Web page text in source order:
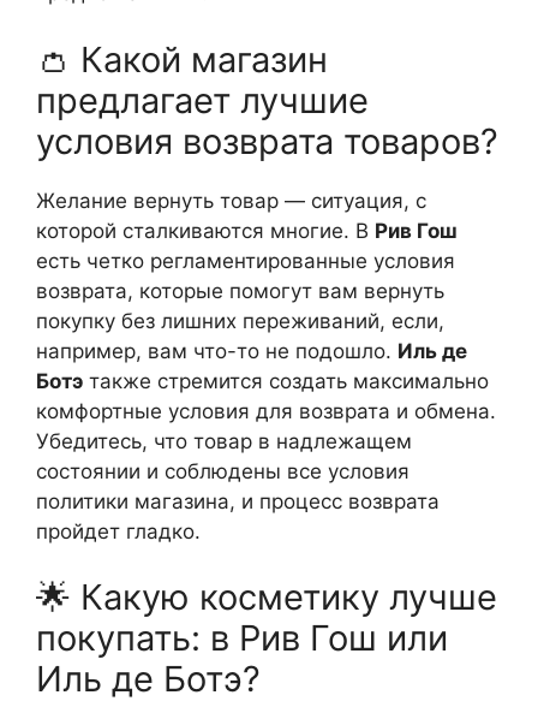
👛 Какой магазин
предлагает лучшие
условия возврата товаров?
Желание вернуть товар — ситуация, с
которой сталкиваются многие. В Рив Гош
есть четко регламентированные условия
возврата, которые помогут вам вернуть
покупку без лишних переживаний, если,
например, вам что-то не подошло. Иль де
Ботэ также стремится создать максимально
комфортные условия для возврата и обмена.
Убедитесь, что товар в надлежащем
состоянии и соблюдены все условия
политики магазина, и процесс возврата
пройдет гладко.
🌟 Какую косметику лучше
покупать: в Рив Гош или
Иль де Ботэ?